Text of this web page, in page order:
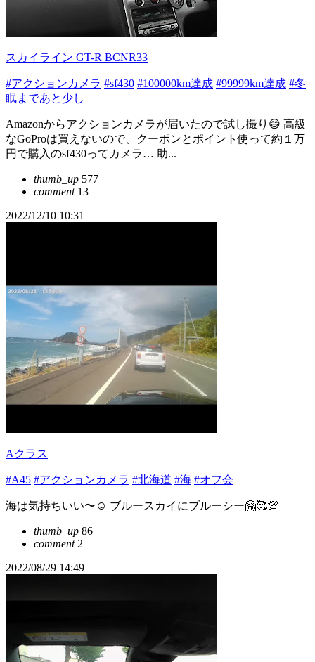
スカイライン GT-R BCNR33
#アクションカメラ #sf430 #100000km達成 #99999km達成 #冬
眠まであと少し
Amazonからアクションカメラが届いたので試し撮り😄 高級
なGoProは買えないので、クーポンとポイント使って約１万
円で購入のsf430ってカメラ… 助...
thumb_up 577
comment13
2022/12/10 10:31
Aクラス
#A45 #アクションカメラ #北海道 #海 #オフ会
海は気持ちいい〜☺️ ブルースカイにブルーシー🤗🥰💯
thumb_up 86
comment2
2022/08/29 14:49